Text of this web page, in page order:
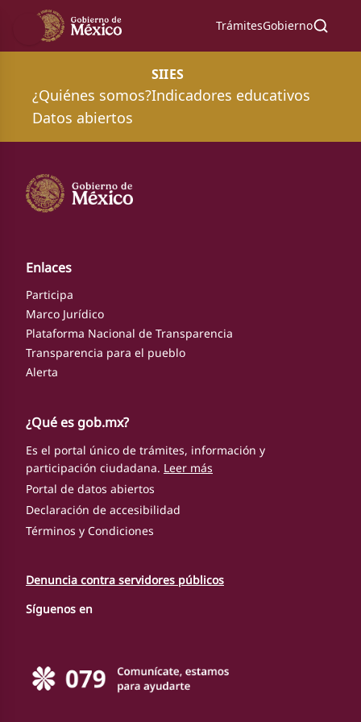
TrámitesGobierno
SIIES
¿Quiénes somos?Indicadores educativos
Datos abiertos
Enlaces
Participa
Marco Jurídico
Plataforma Nacional de Transparencia
Transparencia para el pueblo
Alerta
¿Qué es gob.mx?
Es el portal único de trámites, información y
participación ciudadana. Leer más
Portal de datos abiertos
Declaración de accesibilidad
Términos y Condiciones
Denuncia contra servidores públicos
Síguenos en